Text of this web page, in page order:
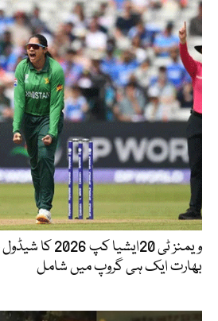
ویمنز ٹی 20ایشیا
بھارت ایک ہی گروپ میں شامل